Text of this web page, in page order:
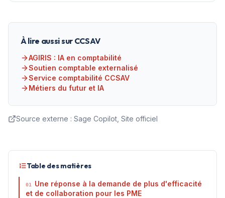
À lire aussi sur CCSAV
AGIRIS : IA en comptabilité
Soutien comptable externalisé
Service comptabilité CCSAV
Métiers du futur et IA
Source externe : Sage Copilot, Site officiel
Table des matières
01
Une réponse à la demande de plus d'efficacité
et de collaboration pour les PME